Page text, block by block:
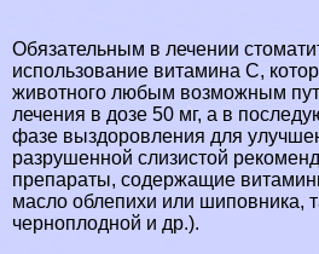
Обязательным в лечении
использование витамина С,
животного любым возможным
лечения в дозе 50 мг, а в
фазе выздоровления для
разрушенной слизистой
препараты, содержащие
масло облепихи или шиповника,
черноплодной и др.).